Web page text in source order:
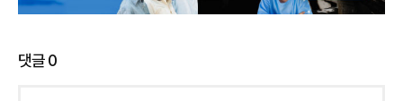
댓글0